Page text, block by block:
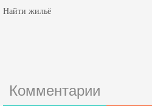
Найти жильё
Комментарии